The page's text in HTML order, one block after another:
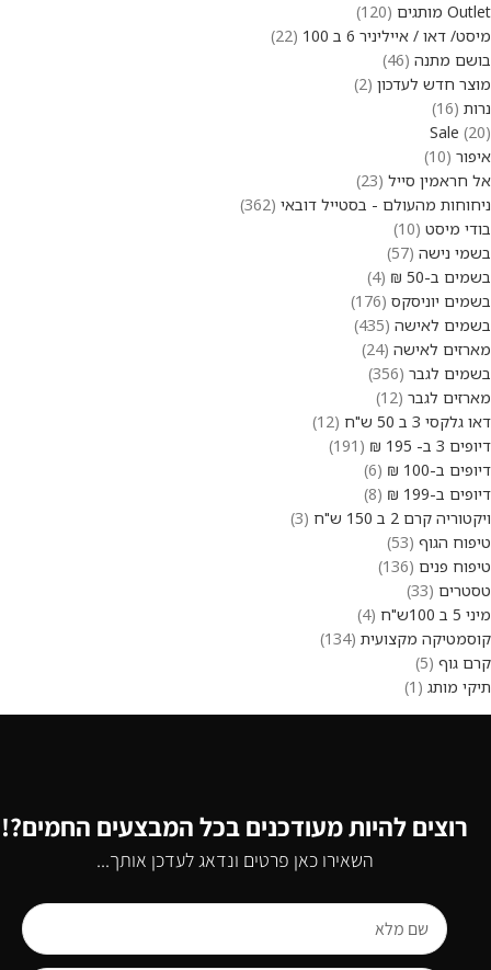
Outlet מותגים
120
מיסט/ דאו / אייליניר 6 ב 100
22
בושם מתנה 46
מוצר חדש לעדכון 2
נרות 16
Sale 20
איפור 10
אל חראמין סייל 23
ניחוחות מהעולם - בסטייל דובאי 362
בודי מיסט 10
בשמי נישה 57
בשמים ב-50 ₪
4
בשמים יוניסקס 176
בשמים לאישה 435
מארזים לאישה 24
בשמים לגבר 356
מארזים לגבר 12
דאו גלקסי 3 ב 50 ש"ח
12
דיופים 3 ב- 195 ₪
191
דיופים ב-100 ₪
6
דיופים ב-199 ₪
8
ויקטוריה קרם 2 ב 150 ש"ח
3
טיפוח הגוף 53
טיפוח פנים 136
טסטרים 33
מיני 5 ב 100ש"ח
4
קוסמטיקה מקצועית 134
קרם גוף 5
תיקי מותג
1
רוצים להיות מעודכנים בכל המבצעים החמים?!
השאירו כאן פרטים ונדאג לעדכן אותך...